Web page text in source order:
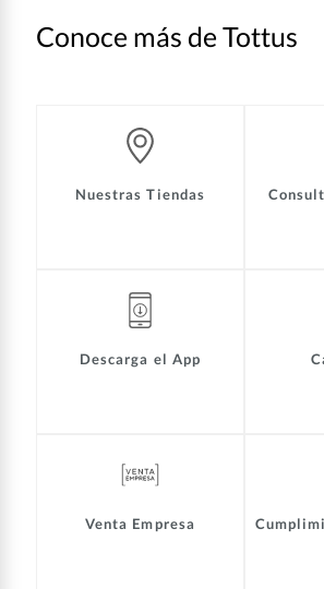
Conoce más de Tottus
Nuestras Tiendas
Descarga el App
Venta Empresa